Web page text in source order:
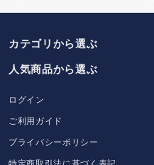
カテゴリから選ぶ
人気商品から選ぶ
ログイン
ご利用ガイド
プライバシーポリシー